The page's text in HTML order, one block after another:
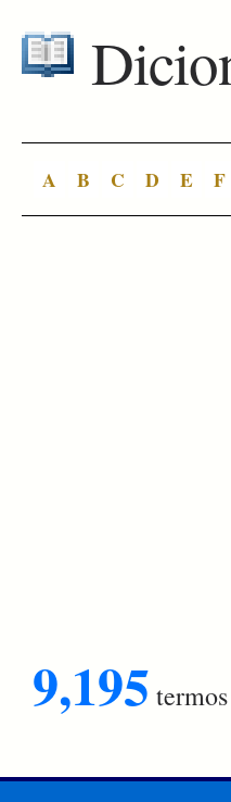
A B C D E F
9,195